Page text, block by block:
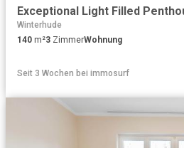
Winterhude
140 m²3 ZimmerWohnung
Seit 3 Wochen bei immosurf